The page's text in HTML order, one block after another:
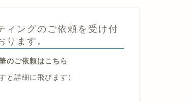
ィングのご依頼を受け付
ります。
のご依頼はこちら
と詳細に飛びます）